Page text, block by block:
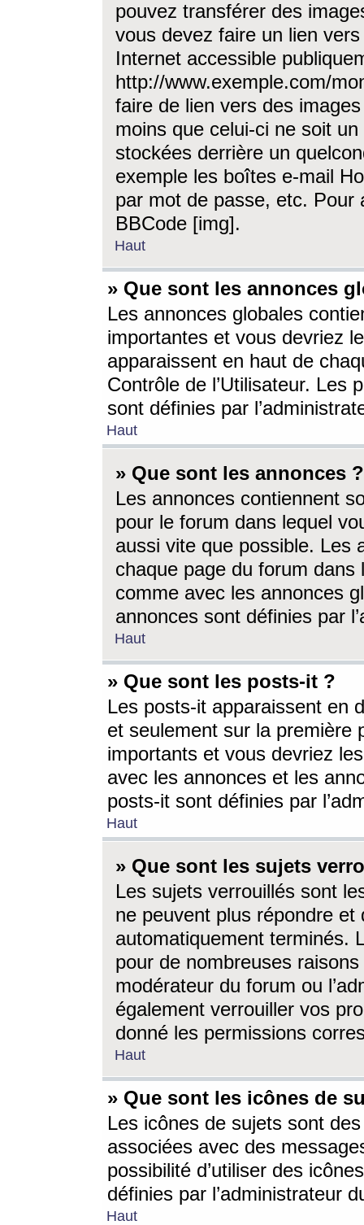
pouvez transférer des
vous devez faire un lien
Internet accessible
http://www.exemple.com/
faire de lien vers des
moins que celui-ci ne soit
stockées derrière un
exemple les boîtes e-mail
par mot de passe, etc. Pour
BBCode [img].
Haut
» Que sont les annonces
Les annonces globales
importantes et vous devriez
apparaissent en haut de
Contrôle de l’Utilisateur. Les
sont définies par
Haut
» Que sont les annonces ?
Les annonces contiennent
pour le forum dans lequel
aussi vite que possible. Les
chaque page du forum dans
comme avec les annonces
annonces sont définies par
Haut
» Que sont les posts-it ?
Les posts-it apparaissent en
et seulement sur la première
importants et vous devriez
avec les annonces et les
posts-it sont définies par
Haut
» Que sont les sujets
Les sujets verrouillés sont
ne peuvent plus répondre
automatiquement terminés.
pour de nombreuses
modérateur du forum ou
également verrouiller vos
donné les permissions
Haut
» Que sont les icônes de
Les icônes de sujets sont
associées avec des
possibilité d’utiliser des
définies par l’administrateur
Haut